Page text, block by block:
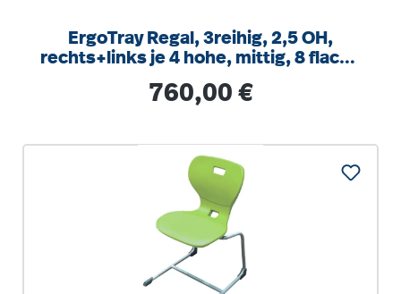
ErgoTray Regal, 3reihig, 2,5 OH,
rechts+links je 4 hohe, mittig, 8 flache
Regulärer Preis:
760,00 €